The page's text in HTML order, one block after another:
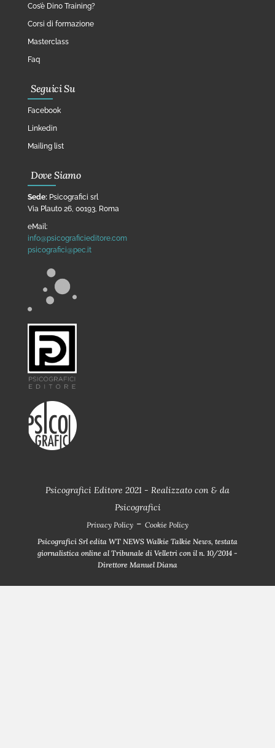
Cos’è Dino Training?
Corsi di formazione
Masterclass
Faq
Seguici Su
Facebook
Linkedin
Mailing list
Dove Siamo
Sede: Psicografici srl
Via Plauto 26, 00193, Roma
eMail:
info@psicograficieditore.com
psicografici@pec.it
Psicografici Editore 2021 - Realizzato con & da
Psicografici
Privacy Policy - Cookie Policy
Psicografici Srl edita WT NEWS Walkie Talkie News, testata
giornalistica online al Tribunale di Velletri con il n. 10/2014 -
Direttore Manuel Diana